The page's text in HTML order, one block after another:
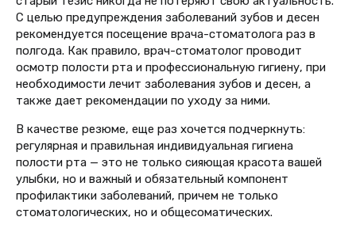
С целью предупреждения заболеваний зубов и десен
рекомендуется посещение врача-стоматолога раз в
полгода. Как правило, врач-стоматолог проводит
осмотр полости рта и профессиональную гигиену, при
необходимости лечит заболевания зубов и десен, а
также дает рекомендации по уходу за ними.
В качестве резюме, еще раз хочется подчеркнуть:
регулярная и правильная индивидуальная гигиена
полости рта — это не только сияющая красота вашей
улыбки, но и важный и обязательный компонент
профилактики заболеваний, причем не только
стоматологических, но и общесоматических.